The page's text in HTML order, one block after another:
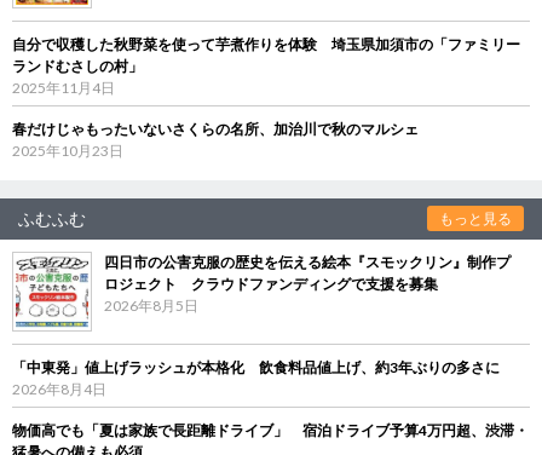
自分で収穫した秋野菜を使って芋煮作りを体験 埼玉県加須市の「ファミリー
ランドむさしの村」
2025年11月4日
春だけじゃもったいないさくらの名所、加治川で秋のマルシェ
2025年10月23日
ふむふむ もっと見る
四日市の公害克服の歴史を伝える絵本『スモックリン』制作プ
ロジェクト クラウドファンディングで支援を募集
2026年8月5日
「中東発」値上げラッシュが本格化 飲食料品値上げ、約3年ぶりの多さに
2026年8月4日
物価高でも「夏は家族で長距離ドライブ」 宿泊ドライブ予算4万円超、渋滞・